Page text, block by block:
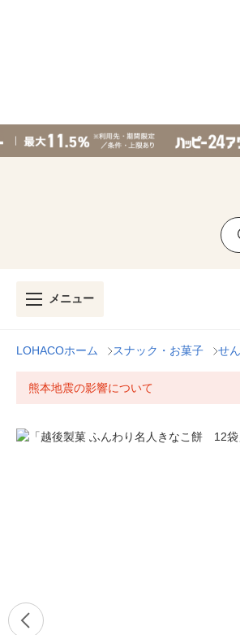
メニュー
LOHACOホーム スナック・お菓子 せ
熊本地震の影響について